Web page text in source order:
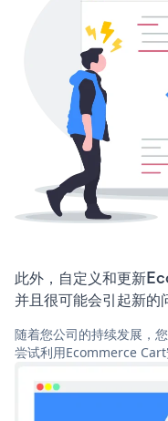
此外，自定义和更新
并且很可能会引起新的
随着您公司的持续发展，
尝试利用Ecommerce Cart